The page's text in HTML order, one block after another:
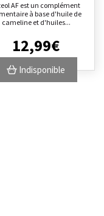
AF est un complément
à base d'huile de
cameline et d'huiles...
12,99€
Indisponible